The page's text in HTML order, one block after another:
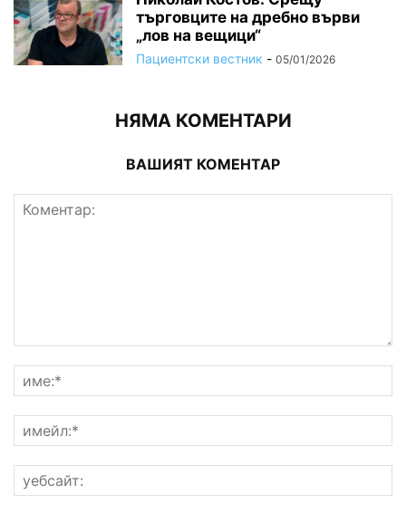
търговците на дребно върви
„лов на вещици“
Пациентски вестник - 05/01/2026
НЯМА КОМЕНТАРИ
ВАШИЯТ КОМЕНТАР